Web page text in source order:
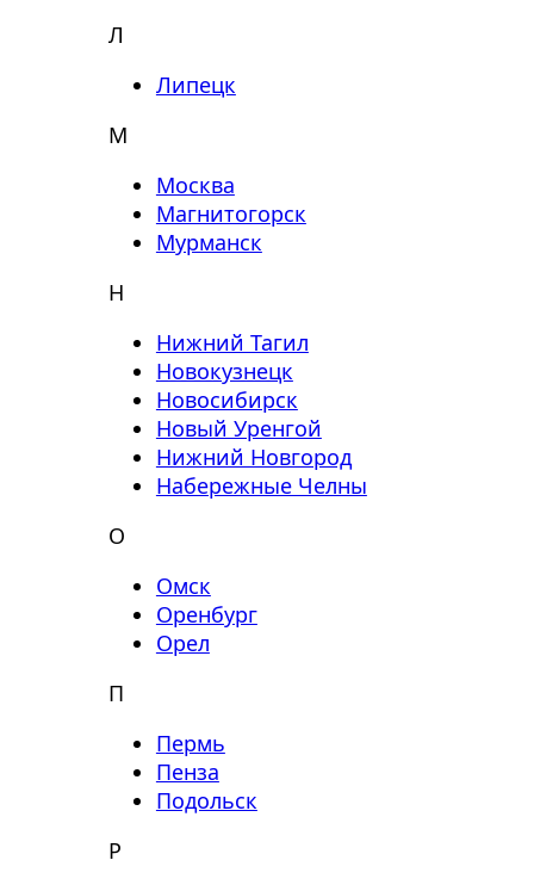
Л
Липецк
М
Москва
Магнитогорск
Мурманск
Н
Нижний Тагил
Новокузнецк
Новосибирск
Новый Уренгой
Нижний Новгород
Набережные Челны
О
Омск
Оренбург
Орел
П
Пермь
Пенза
Подольск
Р